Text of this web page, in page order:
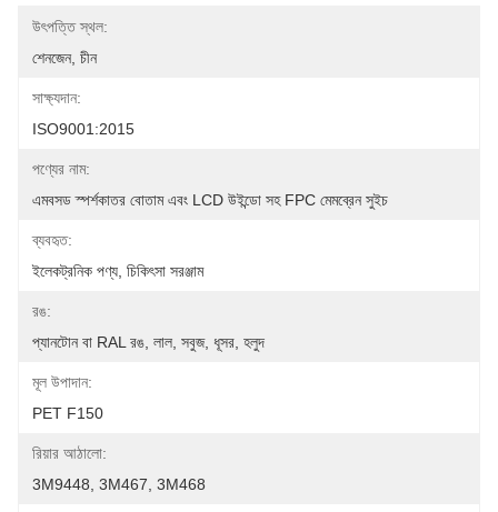
উৎপত্তি স্থল:
শেনজেন, চীন
সাক্ষ্যদান:
ISO9001:2015
পণ্যের নাম:
এমবসড স্পর্শকাতর বোতাম এবং LCD উইন্ডো সহ FPC মেমব্রেন সুইচ
ব্যবহৃত:
ইলেকট্রনিক পণ্য, চিকিৎসা সরঞ্জাম
রঙ:
প্যানটোন বা RAL রঙ, লাল, সবুজ, ধূসর, হলুদ
মূল উপাদান:
PET F150
রিয়ার আঠালো:
3M9448, 3M467, 3M468